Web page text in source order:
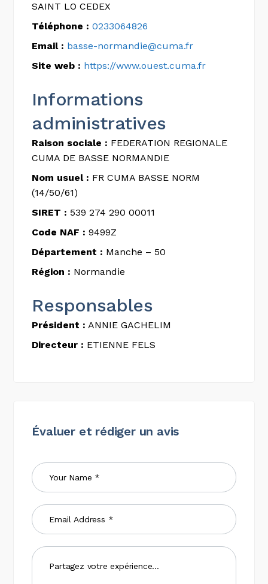
SAINT LO CEDEX
Téléphone : 0233064826
Email : basse-normandie@cuma.fr
Site web : https://www.ouest.cuma.fr
Informations
administratives
Raison sociale : FEDERATION REGIONALE
CUMA DE BASSE NORMANDIE
Nom usuel : FR CUMA BASSE NORM
(14/50/61)
SIRET : 539 274 290 00011
Code NAF : 9499Z
Département : Manche – 50
Région : Normandie
Responsables
Président : ANNIE GACHELIM
Directeur : ETIENNE FELS
Évaluer et rédiger un avis